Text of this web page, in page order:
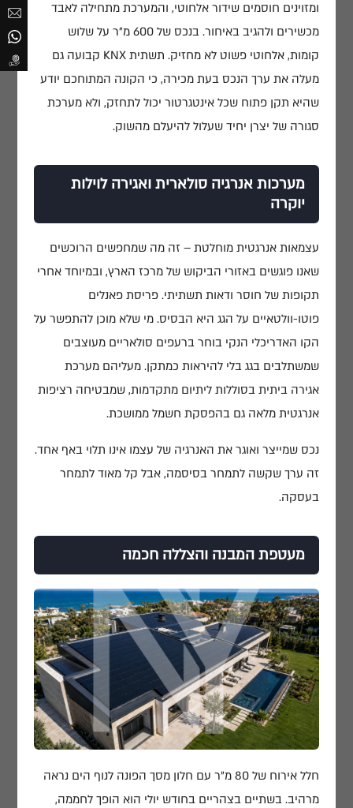
ומזוינים חוסמים שידור אלחוטי, והמערכת מתחילה לאבד
מכשירים ולהגיב באיחור. בנכס של 600 מ"ר על שלוש
קומות, אלחוטי פשוט לא מחזיק. תשתית KNX קבועה גם
מעלה את ערך הנכס בעת מכירה, כי הקונה המתוחכם יודע
שהיא תקן פתוח שכל אינטגרטור יכול לתחזק, ולא מערכת
סגורה של יצרן יחיד שעלול להיעלם מהשוק.
מערכות אנרגיה סולארית ואגירה לוילות
יוקרה
עצמאות אנרגטית מוחלטת – זה מה שמחפשים הרוכשים
שאנו פוגשים באזורי הביקוש של מרכז הארץ, ובמיוחד אחרי
תקופות של חוסר ודאות תשתיתי. פריסת פאנלים
פוטו-וולטאיים על הגג היא הבסיס. מי שלא מוכן להתפשר על
הקו האדריכלי הנקי בוחר ברעפים סולאריים מעוצבים
שמשתלבים בגג בלי להיראות כמתקן. מעליהם מערכת
אגירה ביתית בסוללות ליתיום מתקדמות, שמבטיחה רציפות
אנרגטית מלאה גם בהפסקת חשמל ממושכת.
נכס שמייצר ואוגר את האנרגיה של עצמו אינו תלוי באף אחד.
זה ערך שקשה לתמחר בסיסמה, אבל קל מאוד לתמחר
בעסקה.
מעטפת המבנה והצללה חכמה
חלל אירוח של 80 מ"ר עם חלון מסך הפונה לנוף הים נראה
מרהיב. בשתיים בצהריים בחודש יולי הוא הופך לחממה,
הקודם הבא
שלח
שם מלא
טלפון